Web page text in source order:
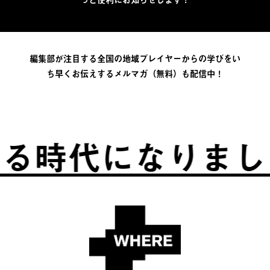
編集部が注目する全国の地域プレイヤーからの学びをい
ち早くお伝えするメルマガ（無料）も配信中！
代になりまし